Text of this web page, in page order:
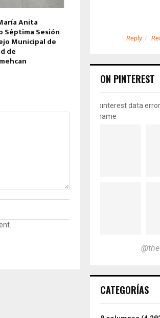
Anita
Séptima Sesión
Municipal de
de
Retweet Reply
ON PINTEREST
pinterest data
name
CATEGORÍAS